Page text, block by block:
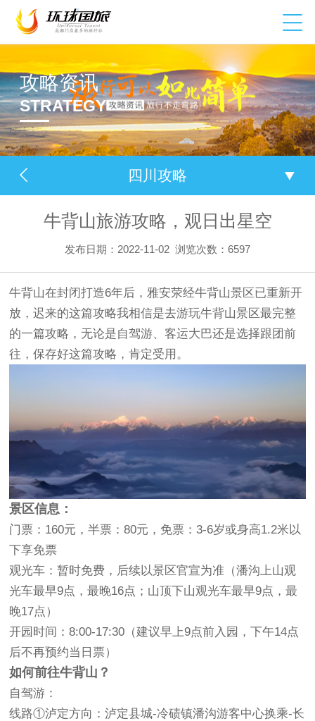
攻略资讯
STRATEGY
四川攻略
牛背山旅游攻略，观日出星空
发布日期：2022-11-02 浏览次数：6597
牛背山在封闭打造6年后，雅安荥经牛背山景区已重新开
放，迟来的这篇攻略我相信是去游玩牛背山景区最完整
的一篇攻略，无论是自驾游、客运大巴还是选择跟团前
往，保存好这篇攻略，肯定受用。
景区信息：
门票：160元，半票：80元，免票：3-6岁或身高1.2米以
下享免票
观光车：暂时免费，后续以景区官宣为准（潘沟上山观
光车最早9点，最晚16点；山顶下山观光车最早9点，最
晚17点）
开园时间：8:00-17:30（建议早上9点前入园，下午14点
后不再预约当日票）
如何前往牛背山？
自驾游：
线路①泸定方向：泸定县城-冷碛镇潘沟游客中心换乘-长